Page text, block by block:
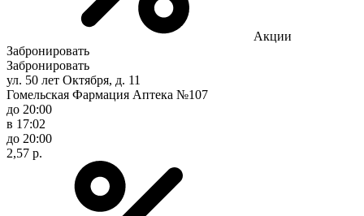
Акции
Забронировать
Забронировать
ул. 50 лет Октября, д. 11
Гомельская Фармация Аптека №107
до 20:00
в 17:02
до 20:00
2,57 р.